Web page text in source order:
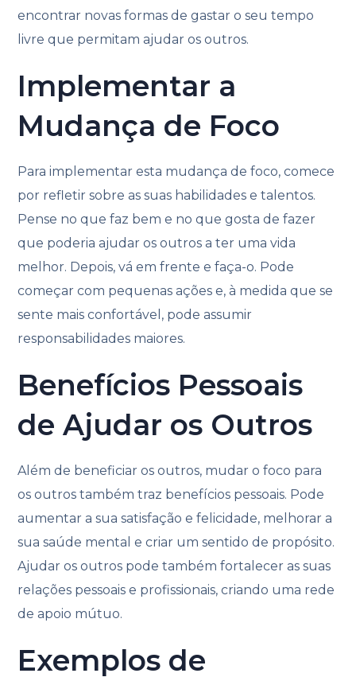
encontrar novas formas de gastar o seu tempo
livre que permitam ajudar os outros.
Implementar a
Mudança de Foco
Para implementar esta mudança de foco, comece
por refletir sobre as suas habilidades e talentos.
Pense no que faz bem e no que gosta de fazer
que poderia ajudar os outros a ter uma vida
melhor. Depois, vá em frente e faça-o. Pode
começar com pequenas ações e, à medida que se
sente mais confortável, pode assumir
responsabilidades maiores.
Benefícios Pessoais
de Ajudar os Outros
Além de beneficiar os outros, mudar o foco para
os outros também traz benefícios pessoais. Pode
aumentar a sua satisfação e felicidade, melhorar a
sua saúde mental e criar um sentido de propósito.
Ajudar os outros pode também fortalecer as suas
relações pessoais e profissionais, criando uma rede
de apoio mútuo.
Exemplos de